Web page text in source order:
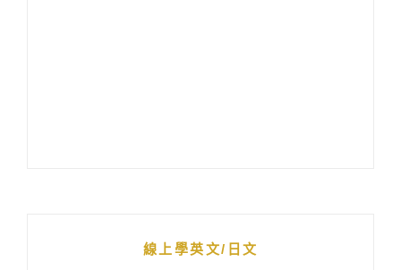
線上學英文/日文